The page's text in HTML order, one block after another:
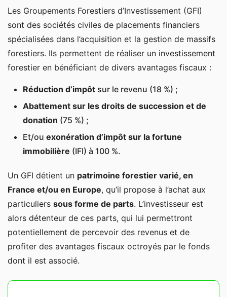
Les Groupements Forestiers d’Investissement (GFI)
sont des sociétés civiles de placements financiers
spécialisées dans l’acquisition et la gestion de massifs
forestiers. Ils permettent de réaliser un investissement
forestier en bénéficiant de divers avantages fiscaux :
Réduction d’impôt sur le revenu (18 %) ;
Abattement sur les droits de succession et de
donation (75 %) ;
Et/ou exonération d’impôt sur la fortune
immobilière (IFI) à 100 %.
Un GFI détient un patrimoine forestier varié, en
France et/ou en Europe, qu’il propose à l’achat aux
particuliers sous forme de parts. L’investisseur est
alors détenteur de ces parts, qui lui permettront
potentiellement de percevoir des revenus et de
profiter des avantages fiscaux octroyés par le fonds
dont il est associé.